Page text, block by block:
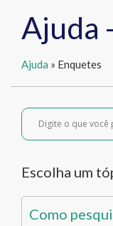
Ajuda
Ajuda » Enquetes
Escolha um
Como